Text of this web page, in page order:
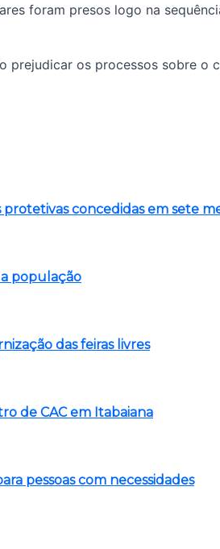
foram presos logo na
prejudicar os processos sobre o
concedidas em sete
a população
das feiras livres
de CAC em Itabaiana
pessoas com necessidades